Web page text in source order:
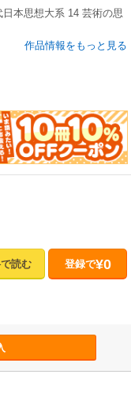
本思想大系 14 芸術の思
作品情報をもっと見る
読む 登録で¥0